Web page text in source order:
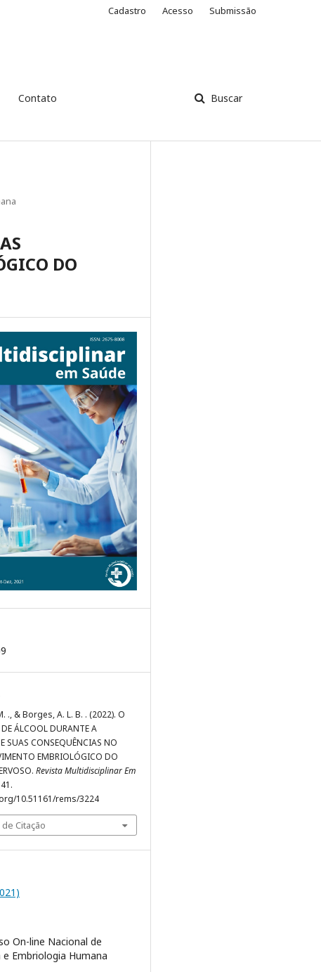
Contato Buscar
Cadastro Acesso Submissão
DO
., & Borges, A. L. B. . (2022). O
ÁLCOOL DURANTE A
SUAS CONSEQUÊNCIAS NO
EMBRIOLÓGICO DO
Revista Multidisciplinar Em
10.51161/rems/3224
Citação
On-line Nacional de
Embriologia Humana